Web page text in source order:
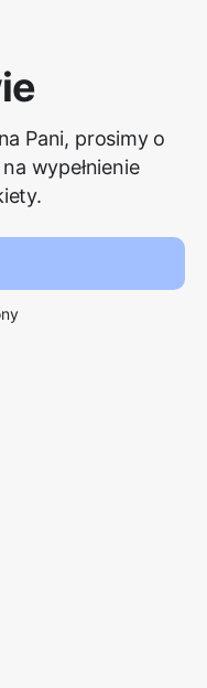
Pani, prosimy o
wypełnienie